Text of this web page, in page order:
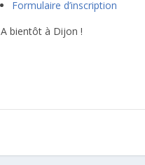
Formulaire d’inscription
A bientôt à Dijon !